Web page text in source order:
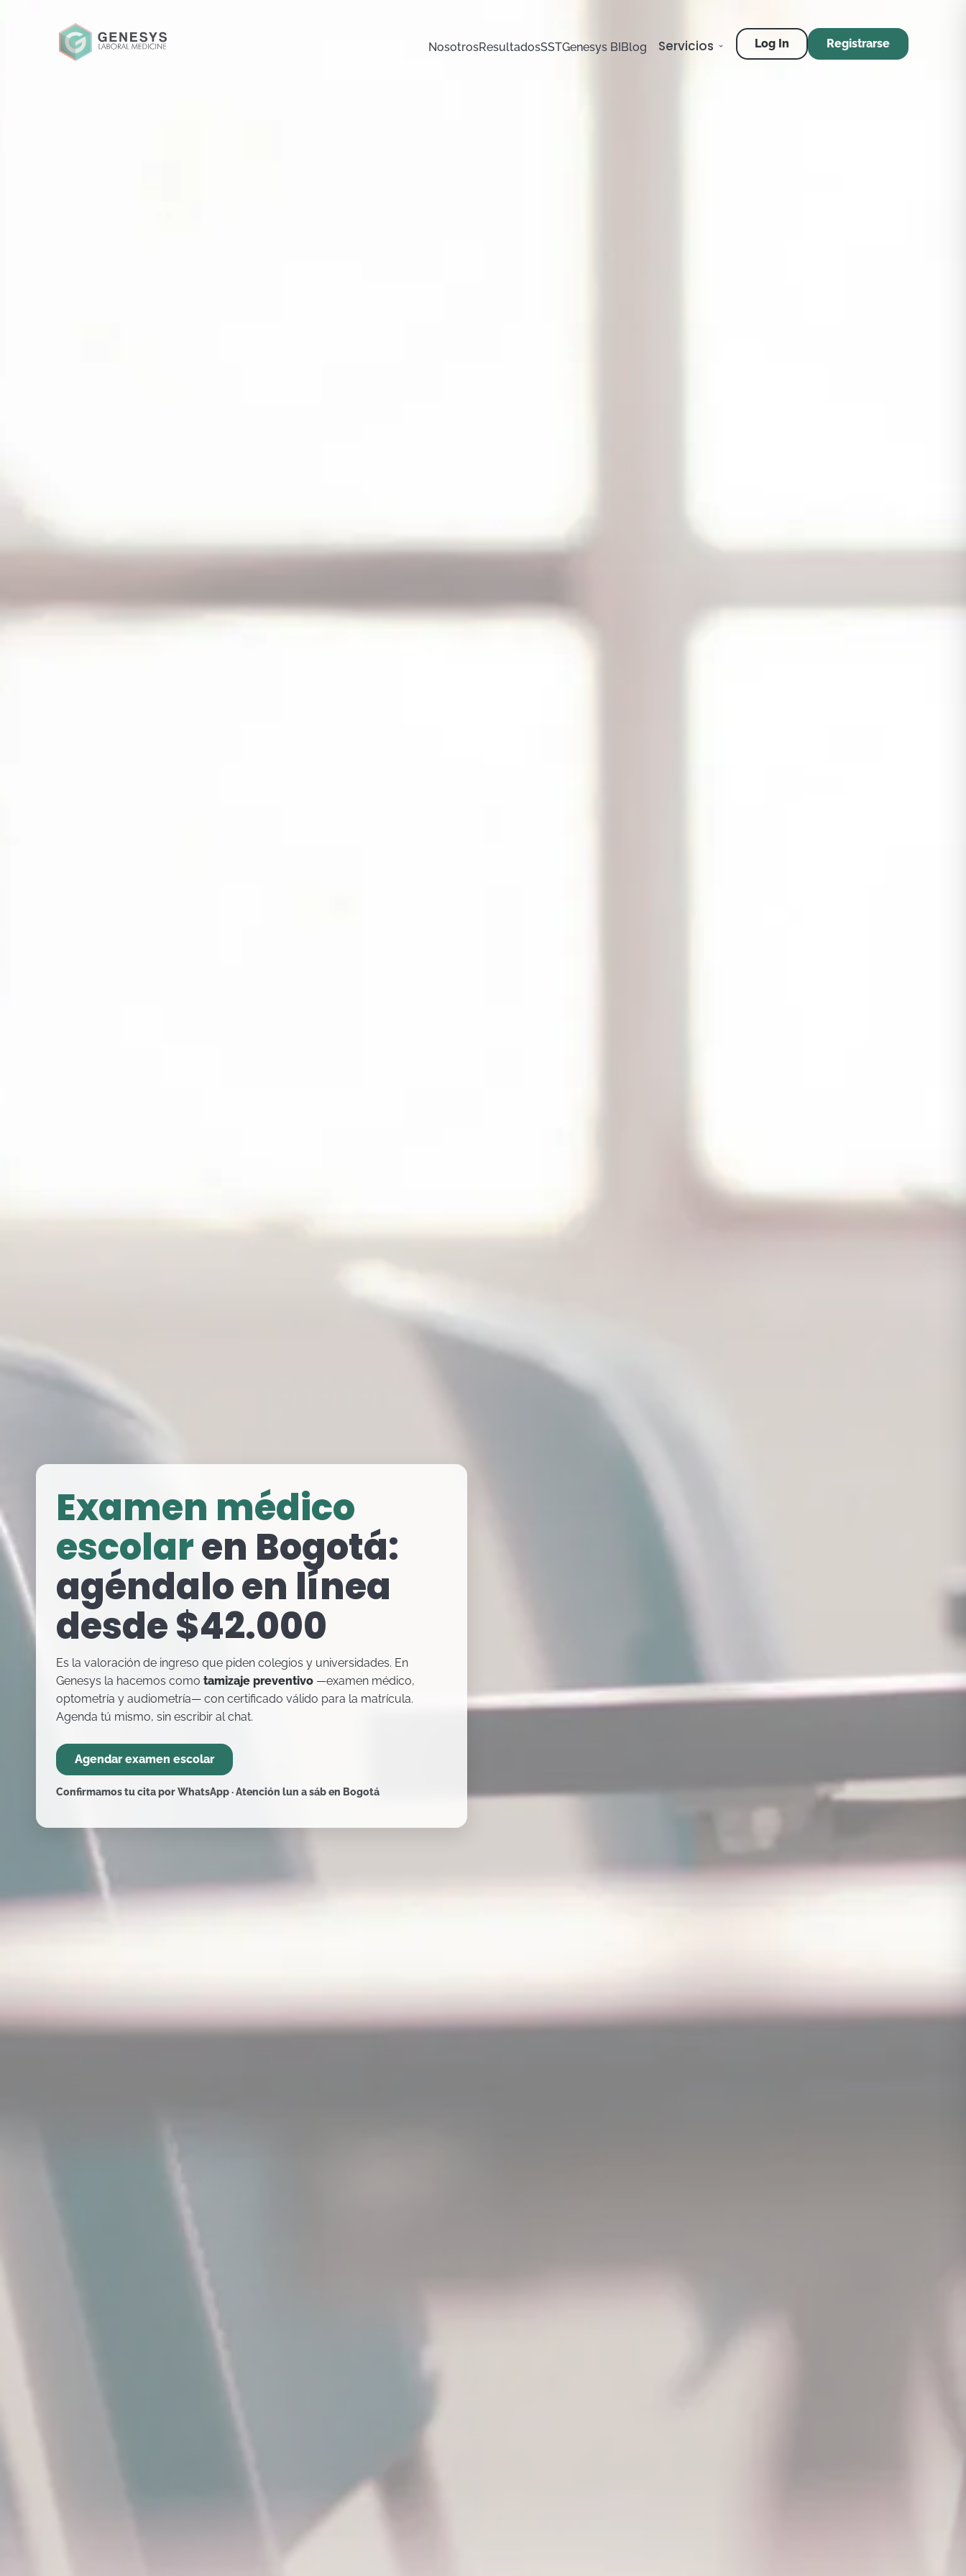
NosotrosResultadosSSTGenesys BIBlog Servicios Log In Registrarse
Examen médico
escolaren Bogotá:
agéndalo en línea
desde$42.000
Es la valoración de ingreso que piden colegios y universidades. En
Genesys la hacemos como tamizaje preventivo —examen médico,
optometría y audiometría— con certificado válido para la matrícula.
Agenda tú mismo, sin escribir al chat.
Agendar examen escolar
Confirmamos tu cita por WhatsApp · Atención lun a sáb en Bogotá